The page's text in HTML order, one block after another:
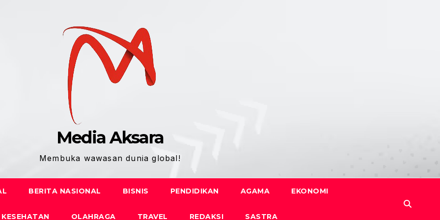
Media Aksara
Membuka wawasan dunia global!
BERITA NASIONAL BISNIS PENDIDIKAN AGAMA EKONOMI
KESEHATAN OLAHRAGA TRAVEL REDAKSI SASTRA